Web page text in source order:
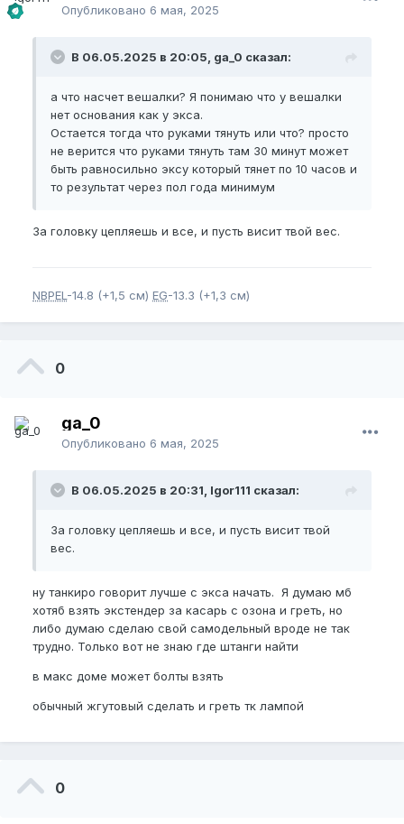
Опубликовано 6 мая, 2025
В 06.05.2025 в 20:05, ga_0 сказал:
а что насчет вешалки? Я понимаю что у вешалки
нет основания как у экса.
Остается тогда что руками тянуть или что? просто
не верится что руками тянуть там 30 минут может
быть равносильно эксу который тянет по 10 часов и
то результат через пол года минимум
За головку цепляешь и все, и пусть висит твой вес.
NBPEL -14.8 (+1,5 см) EG-13.3 (+1,3 см)
0
ga_0
Опубликовано 6 мая, 2025
В 06.05.2025 в 20:31, Igor111 сказал:
За головку цепляешь и все, и пусть висит твой
вес.
ну танкиро говорит лучше с экса начать. Я думаю мб
хотяб взять экстендер за касарь с озона и греть, но
либо думаю сделаю свой самодельный вроде не так
трудно. Только вот не знаю где штанги найти
в макс доме может болты взять
обычный жгутовый сделать и греть тк лампой
0